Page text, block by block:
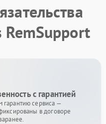
RemSupport
с гарантией
сервиса —
в договоре